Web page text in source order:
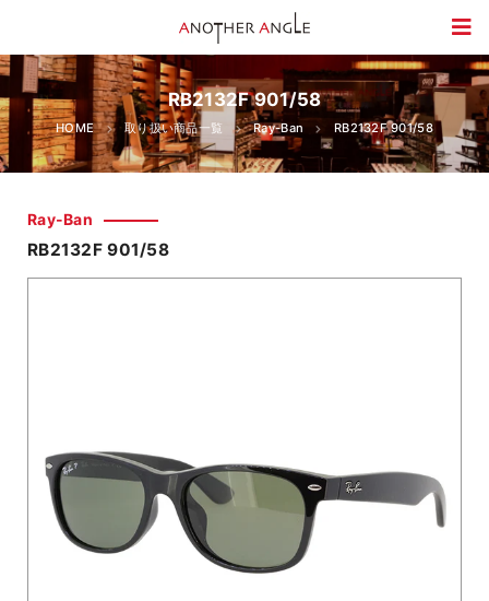
RB2132F 901/58
HOME 取り扱い商品一覧 Ray-Ban RB2132F 901/58
Ray-Ban
RB2132F 901/58